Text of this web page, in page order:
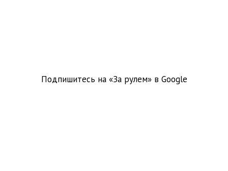
Подпишитесь на «За рулем» в Google